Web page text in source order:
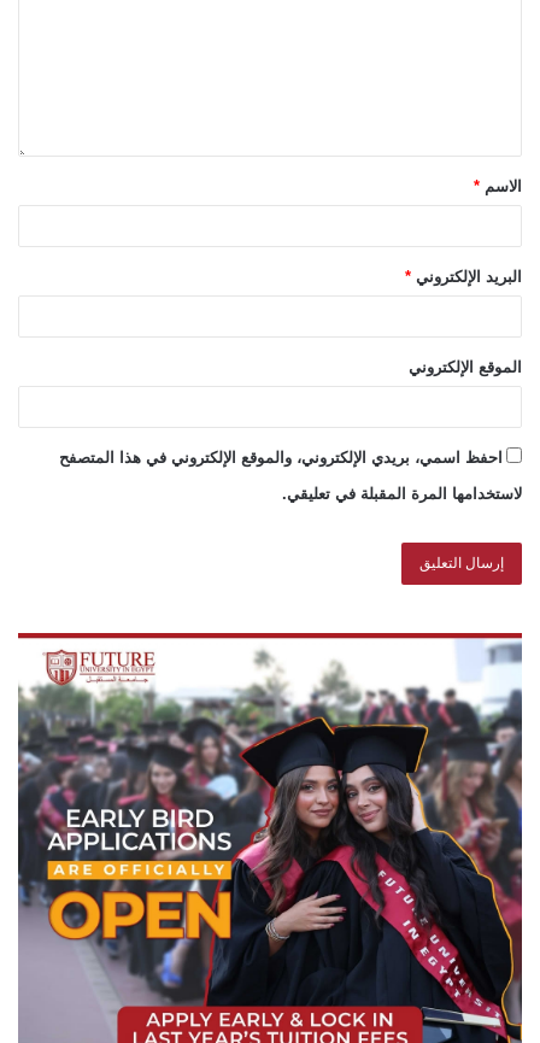
الاسم *
البريد الإلكتروني *
الموقع الإلكتروني
احفظ اسمي، بريدي الإلكتروني، والموقع الإلكتروني في هذا المتصفح
لاستخدامها المرة المقبلة في تعليقي.